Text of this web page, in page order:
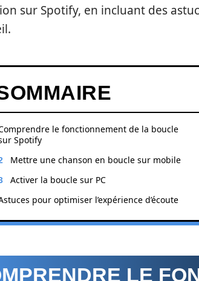
sur Spotify, en incluant des
le fonctionnement de la boucle
Spotify
Mettre une chanson en boucle sur mobile
Activer la boucle sur PC
pour optimiser l’expérience d’écoute
LE